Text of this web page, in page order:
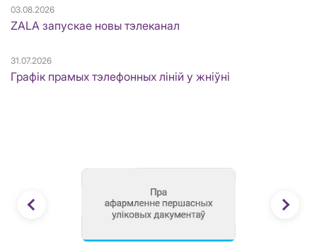
03.08.2026
ZALA запускае новы тэлеканал
31.07.2026
Графік прамых тэлефонных ліній у жніўні